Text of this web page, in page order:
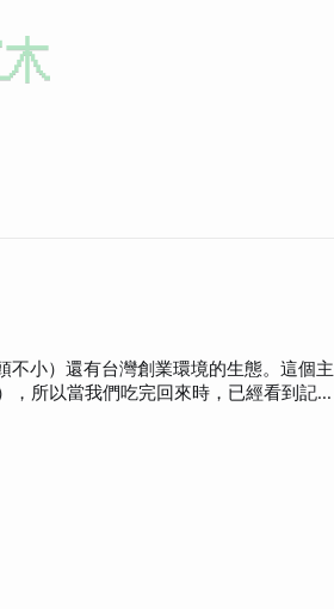
小）還有台灣創業環境的生態。這個主
做作的。第三次就是昨天了。電視台記